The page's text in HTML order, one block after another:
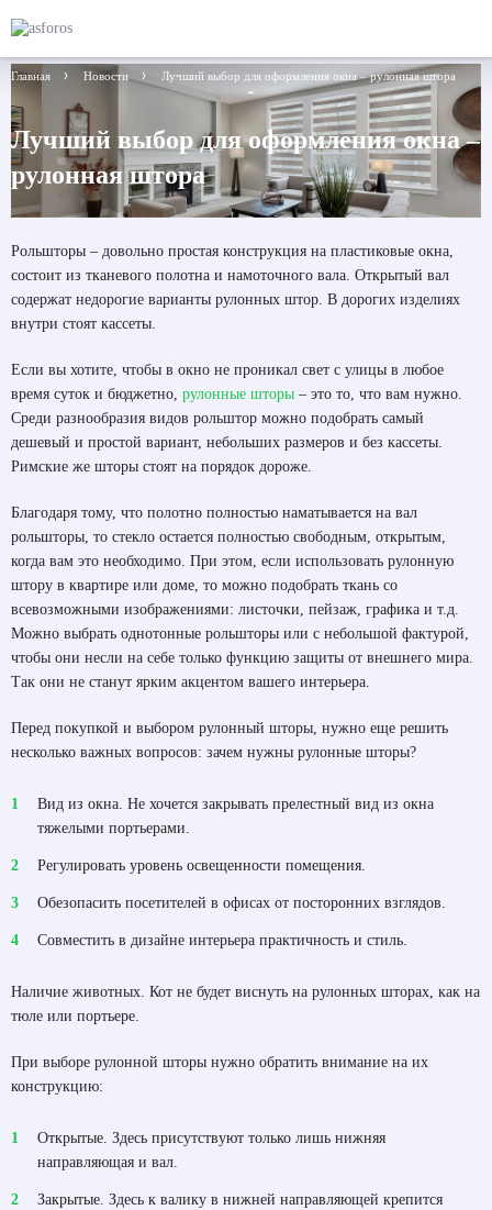
Главная Новости Лучший выбор для оформления окна – рулонная штора
Лучший выбор для оформления окна –
рулонная штора
Рольшторы – довольно простая конструкция на пластиковые окна,
состоит из тканевого полотна и намоточного вала. Открытый вал
содержат недорогие варианты рулонных штор. В дорогих изделиях
внутри стоят кассеты.
Если вы хотите, чтобы в окно не проникал свет с улицы в любое
время суток и бюджетно, рулонные шторы – это то, что вам нужно.
Среди разнообразия видов рольштор можно подобрать самый
дешевый и простой вариант, небольших размеров и без кассеты.
Римские же шторы стоят на порядок дороже.
Благодаря тому, что полотно полностью наматывается на вал
рольшторы, то стекло остается полностью свободным, открытым,
когда вам это необходимо. При этом, если использовать рулонную
штору в квартире или доме, то можно подобрать ткань со
всевозможными изображениями: листочки, пейзаж, графика и т.д.
Можно выбрать однотонные рольшторы или с небольшой фактурой,
чтобы они несли на себе только функцию защиты от внешнего мира.
Так они не станут ярким акцентом вашего интерьера.
Перед покупкой и выбором рулонный шторы, нужно еще решить
несколько важных вопросов: зачем нужны рулонные шторы?
Вид из окна. Не хочется закрывать прелестный вид из окна
тяжелыми портьерами.
Регулировать уровень освещенности помещения.
Обезопасить посетителей в офисах от посторонних взглядов.
Совместить в дизайне интерьера практичность и стиль.
Наличие животных. Кот не будет виснуть на рулонных шторах, как на
тюле или портьере.
При выборе рулонной шторы нужно обратить внимание на их
конструкцию:
Открытые. Здесь присутствуют только лишь нижняя
направляющая и вал.
Закрытые. Здесь к валику в нижней направляющей крепится